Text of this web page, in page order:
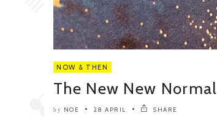
NOW & THEN
The New New Normal
by NOE 28 APRIL SHARE